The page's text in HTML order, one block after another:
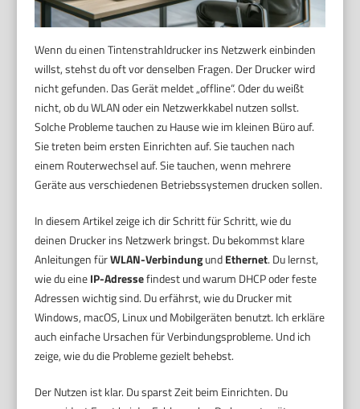
Wenn du einen Tintenstrahldrucker ins Netzwerk einbinden
willst, stehst du oft vor denselben Fragen. Der Drucker wird
nicht gefunden. Das Gerät meldet „offline“. Oder du weißt
nicht, ob du WLAN oder ein Netzwerkkabel nutzen sollst.
Solche Probleme tauchen zu Hause wie im kleinen Büro auf.
Sie treten beim ersten Einrichten auf. Sie tauchen nach
einem Routerwechsel auf. Sie tauchen, wenn mehrere
Geräte aus verschiedenen Betriebssystemen drucken sollen.
In diesem Artikel zeige ich dir Schritt für Schritt, wie du
deinen Drucker ins Netzwerk bringst. Du bekommst klare
Anleitungen fürWLAN-VerbindungundEthernet. Du lernst,
wie du eineIP-Adressefindest und warum DHCP oder feste
Adressen wichtig sind. Du erfährst, wie du Drucker mit
Windows, macOS, Linux und Mobilgeräten benutzt. Ich erkläre
auch einfache Ursachen für Verbindungsprobleme. Und ich
zeige, wie du die Probleme gezielt behebst.
Der Nutzen ist klar. Du sparst Zeit beim Einrichten. Du